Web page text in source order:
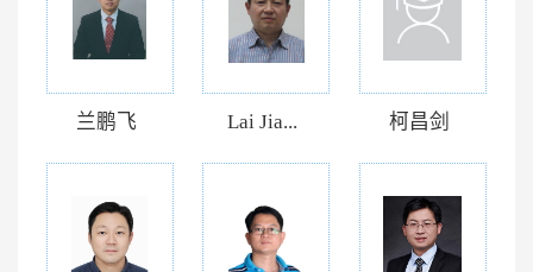
兰鹏飞 Lai Jia... 柯昌剑